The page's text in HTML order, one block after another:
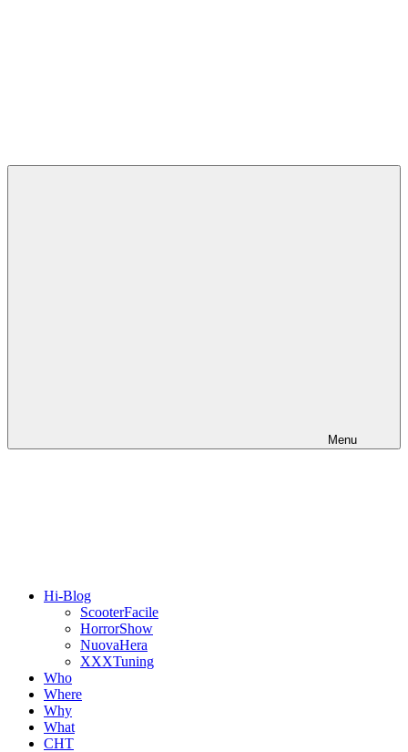
Menu
Hi-Blog
ScooterFacile
HorrorShow
NuovaHera
XXXTuning
Who
Where
Why
What
CHT